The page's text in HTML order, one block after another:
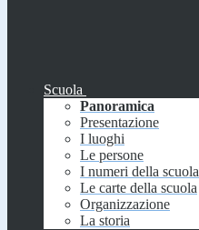
Scuola
Panoramica
Presentazione
I luoghi
Le persone
I numeri della scuola
Le carte della scuola
Organizzazione
La storia